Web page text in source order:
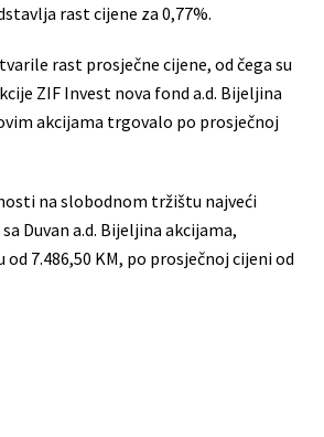
rast cijene za 0,77%.
rast prosječne cijene, od čega su
ZIF Invest nova fond a.d. Bijeljina
akcijama trgovalo po prosječnoj
na slobodnom tržištu najveći
Duvan a.d. Bijeljina akcijama,
7.486,50 KM, po prosječnoj cijeni od